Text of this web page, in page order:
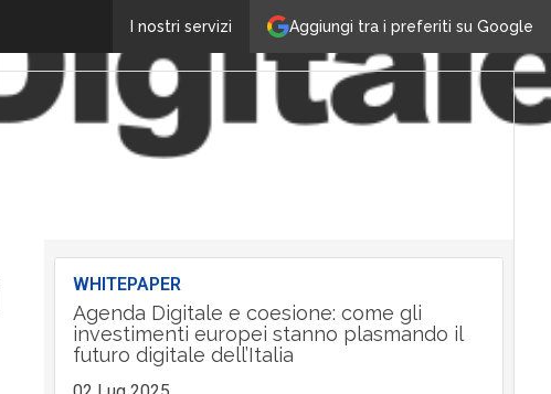
Aggiungi tra i preferiti su Google
I nostri servizi
WHITEPAPER
Agenda Digitale e coesione: come gli
investimenti europei stanno plasmando il
futuro digitale dell’Italia